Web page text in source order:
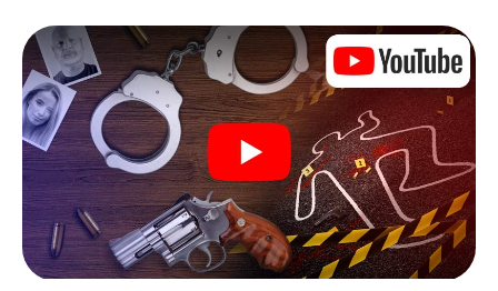
zahlreichen Schauplätzen in Vénissieux, die mit der Tat in
Verbindung stehen, und schließlich zum Mörder. An jedem
Ort knacken Sie knifflige Rätsel und kommen so Stück für
Stück der Lösung des Falls immer näher. Anders als bei
einem klassischen Krimi Dinner in Vénissieux bestimmen
also Sie das Geschehen, bewegen sich an der frischen
Luft und entdecken obendrein die Stadt mit ganz neuen
Augen.
Mitmachkrimi in Vénissieux - Die interaktive
Krimi Tour